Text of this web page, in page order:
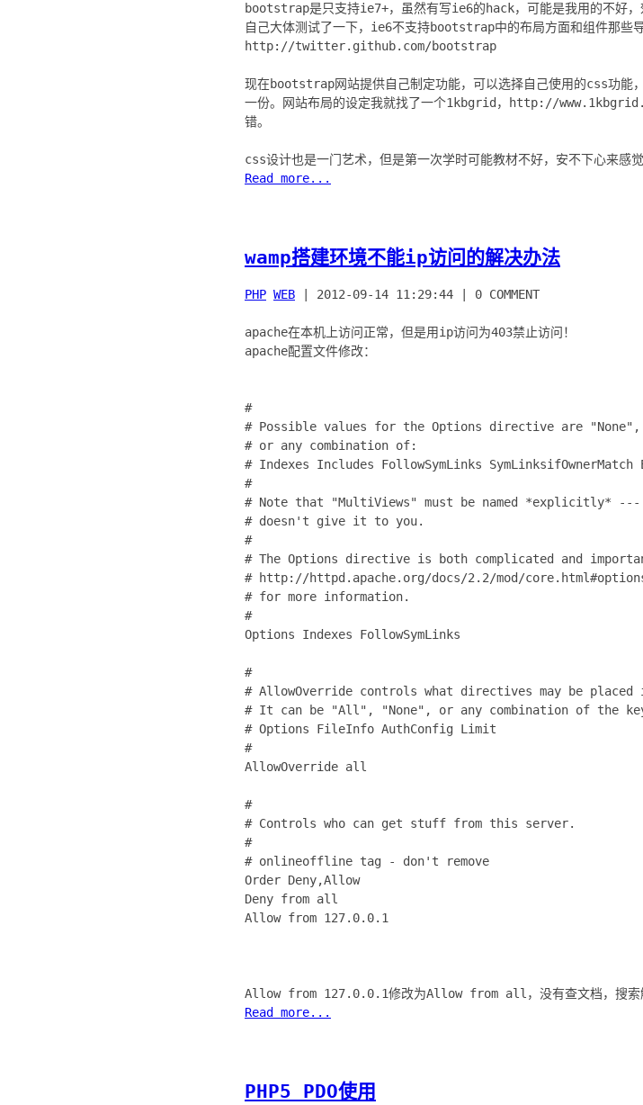
bootstrap是只支持ie7+，虽然有写ie6的hack，可能是我用的不好，
自己大体测试了一下，ie6不支持bootstrap中的布局方面和组件那些导
http://twitter.github.com/bootstrap
现在bootstrap网站提供自己制定功能，可以选择自己使用的css功能
一份。网站布局的设定我就找了一个1kbgrid，http://
错。
Read more...
wamp搭建环境不能ip访问的解决办法
PHP WEB 2012-09-14 11:29:44 0 COMMENT
apache在本机上访问正常，但是用ip访问为403禁止访问！
#
# Possible values for the Options directive are
# or any combination of:
# Indexes Includes FollowSymLinks SymLinksifOwnerMatch
#
# Note that "MultiViews" must be named *explicitly*
# doesn't give it to you.
#
# The Options directive is both complicated and
# http://httpd.apache.org/docs/2.2/mod/
# for more information.
#
Options Indexes FollowSymLinks
#
# AllowOverride controls what directives may be
# It can be "All", "None", or any combination of the
# Options FileInfo AuthConfig Limit
#
AllowOverride all
#
# Controls who can get stuff from this server.
#
# onlineoffline tag - don't remove
Order Deny,Allow
Deny from all
Allow from 127.0.0.1
Read more...
PHP5 PDO使用